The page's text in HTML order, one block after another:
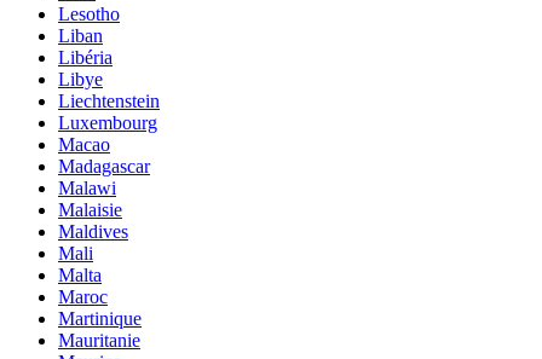
Lesotho
Liban
Libéria
Libye
Liechtenstein
Luxembourg
Macao
Madagascar
Malawi
Malaisie
Maldives
Mali
Malta
Maroc
Martinique
Mauritanie